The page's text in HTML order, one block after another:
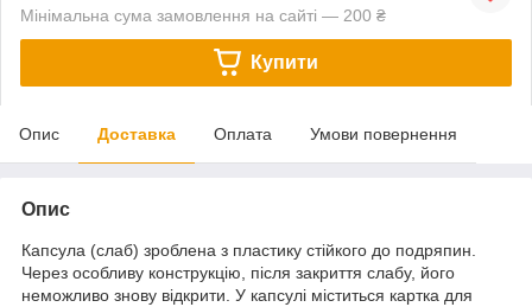
Мінімальна сума замовлення на сайті — 200 ₴
Купити
Опис Доставка Оплата Умови повернення
Опис
Капсула (слаб) зроблена з пластику стійкого до подряпин.
Через особливу конструкцію, після закриття слабу, його
неможливо знову відкрити. У капсулі міститься картка для